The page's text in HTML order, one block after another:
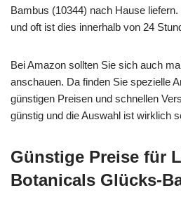
Bambus (10344) nach Hause
und oft ist dies innerhalb von 24
Bei Amazon sollten Sie sich auch
anschauen. Da finden Sie spezielle
günstigen Preisen und schnellen
günstig und die Auswahl ist wirklich
Günstige Preise für
Botanicals Glücks-